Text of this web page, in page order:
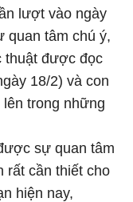
lượt vào ngày
quan tâm chú ý,
thuật được đọc
18/2) và con
trong những
sự quan tâm
rất cần thiết cho
hiện nay,